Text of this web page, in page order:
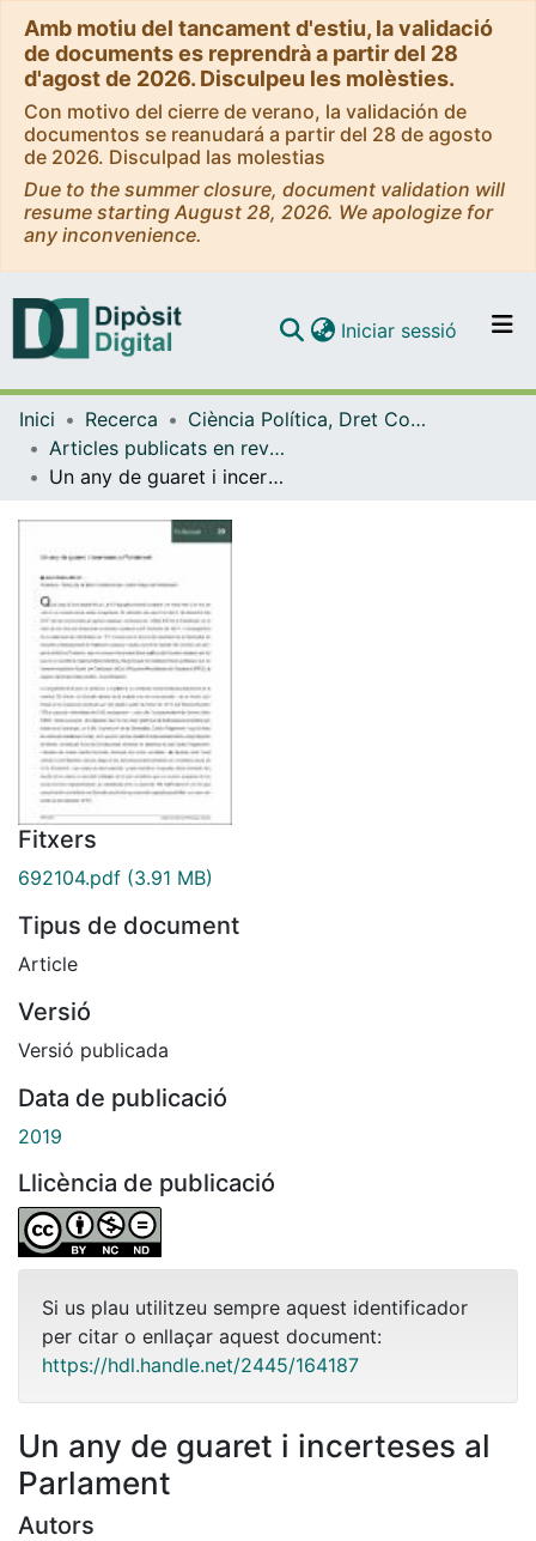
Amb motiu del tancament d'estiu, la validació
de documents es reprendrà a partir del 28
d'agost de 2026. Disculpeu les molèsties.
Con motivo del cierre de verano, la validación de
documentos se reanudará a partir del 28 de agosto
de 2026. Disculpad las molestias
Due to the summer closure, document validation will
resume starting August 28, 2026. We apologize for
any inconvenience.
Navega per tot el DD
Iniciar sessió (current)
Inici Recerca
Ciència Política, Dret Constitucional i Filosofia del Dret
Articles publicats en revistes (Ciència Política, Dret Constitucional i Filosofia del Dret)
Un any de guaret i incerteses al Parlament
Fitxers
692104.pdf (3.91 MB)
Tipus de document
Article
Versió
Versió publicada
Data de publicació
2019
Llicència de publicació
Si us plau utilitzeu sempre aquest identificador
per citar o enllaçar aquest document:
https://hdl.handle.net/2445/164187
Un any de guaret i incerteses al
Parlament
Autors